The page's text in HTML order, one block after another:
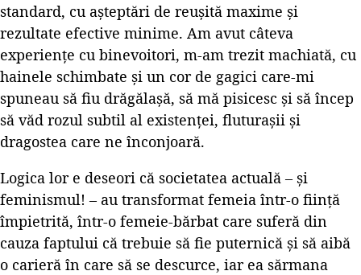
standard, cu așteptări de reușită maxime și
rezultate efective minime. Am avut câteva
experiențe cu binevoitori, m-am trezit machiată, cu
hainele schimbate și un cor de gagici care-mi
spuneau să fiu drăgălașă, să mă pisicesc și să încep
să văd rozul subtil al existenței, fluturașii și
dragostea care ne înconjoară.
Logica lor e deseori că societatea actuală – și
feminismul! – au transformat femeia într-o ființă
împietrită, într-o femeie-bărbat care suferă din
cauza faptului că trebuie să fie puternică și să aibă
o carieră în care să se descurce, iar ea sărmana